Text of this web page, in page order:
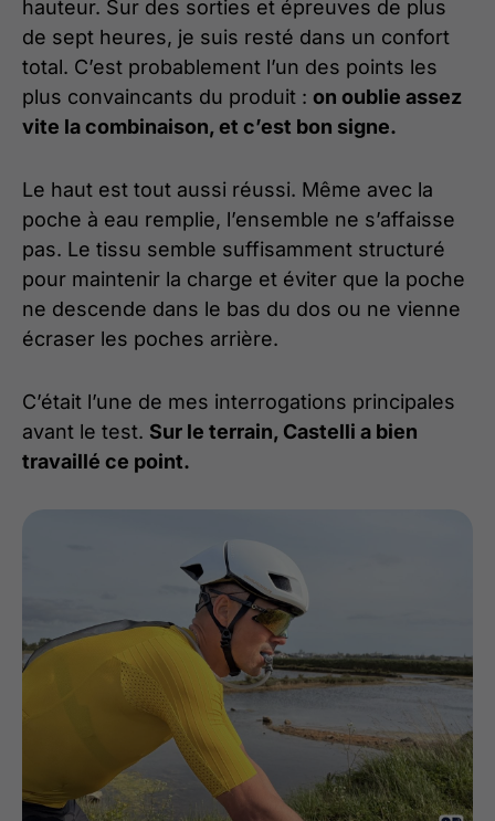
hauteur. Sur des sorties et épreuves de plus
de sept heures, je suis resté dans un confort
total. C’est probablement l’un des points les
plus convaincants du produit : on oublie assez
vite la combinaison, et c’est bon signe.
Le haut est tout aussi réussi. Même avec la
poche à eau remplie, l’ensemble ne s’affaisse
pas. Le tissu semble suffisamment structuré
pour maintenir la charge et éviter que la poche
ne descende dans le bas du dos ou ne vienne
écraser les poches arrière.
C’était l’une de mes interrogations principales
avant le test. Sur le terrain, Castelli a bien
travaillé ce point.